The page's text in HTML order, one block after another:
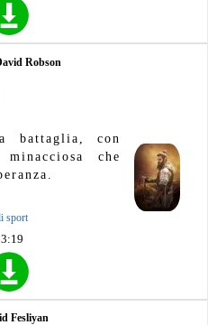
Robson
battaglia, con
che
sport
Fesliyan